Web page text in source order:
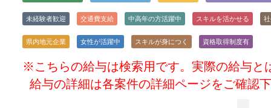
未経験者歓迎 交通費支給 中高年の方活躍中 スキルを活かせる
県内地元企業 女性が活躍中 スキルが身につく 資格取得制度有
※こちらの給与は検索用です。実際の給与と
給与の詳細は各案件の詳細ページをご確認